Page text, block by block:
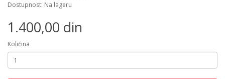
Dostupnost: Na lageru
1.400,00 din
Količina